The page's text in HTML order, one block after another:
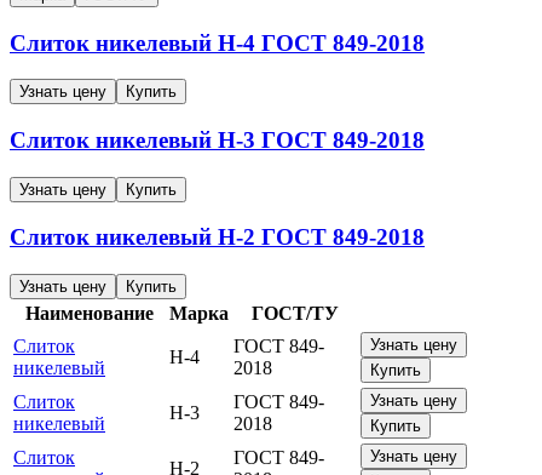
Слиток никелевый Н-4 ГОСТ 849-2018
Узнать цену Купить
Слиток никелевый Н-3 ГОСТ 849-2018
Узнать цену Купить
Слиток никелевый Н-2 ГОСТ 849-2018
Узнать цену Купить
Наименование Марка
ГОСТ/ТУ
Слиток
никелевый
Н-4
ГОСТ 849-
2018
Узнать цену
Купить
Слиток
никелевый
Н-3
ГОСТ 849-
2018
Узнать цену
Купить
Слиток
Н-2
ГОСТ 849-
Узнать цену